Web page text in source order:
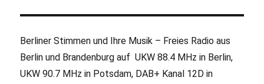
Berliner Stimmen und Ihre Musik – Freies Radio aus
Berlin und Brandenburg auf UKW 88.4 MHz in Berlin,
UKW 90.7 MHz in Potsdam, DAB+ Kanal 12D in